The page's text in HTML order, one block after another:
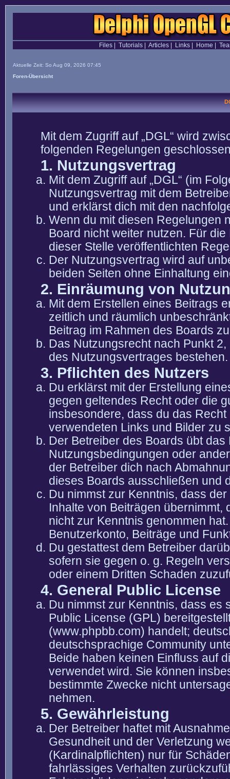
Files| Tutorials| Articles| Links| Home
Aktuelle Zeit: So Aug 09, 2026 07:45
Foren-Übersicht
Mit dem Zugriff auf „DGL“ wird
folgenden Regelungen
1. Nutzungsvertrag
Mit dem Zugriff auf „DGL“ (im
Nutzungsvertrag mit dem
und erklärst dich mit den
Wenn du mit diesen Regelungen
Board nicht weiter nutzen. Für
dieser Stelle veröffentlichten
Der Nutzungsvertrag wird auf
beiden Seiten ohne Einhaltung
2. Einräumung von
Mit dem Erstellen eines Beitrags
zeitlich und räumlich
Beitrag im Rahmen des Boards
Das Nutzungsrecht nach Punkt
des Nutzungsvertrages bestehen.
3. Pflichten des Nutzers
Du erklärst mit der Erstellung
gegen geltendes Recht oder die
insbesondere, dass du das
verwendeten Links und Bilder zu
Der Betreiber des Boards übt
Nutzungsbedingungen oder
der Betreiber dich nach
dieses Boards ausschließen und
Du nimmst zur Kenntnis, dass
Inhalte von Beiträgen übernimmt,
nicht zur Kenntnis genommen
Benutzerkonto, Beiträge und
Du gestattest dem Betreiber
sofern sie gegen o. g. Regeln
oder einem Dritten Schaden
4. General Public License
Du nimmst zur Kenntnis, dass es
Public License (GPL)
(www.phpbb.com) handelt;
deutschsprachige Community
Beide haben keinen Einfluss auf
verwendet wird. Sie können
bestimmte Zwecke nicht
nehmen.
5. Gewährleistung
Der Betreiber haftet mit
Gesundheit und der Verletzung
(Kardinalpflichten) nur für
fahrlässiges Verhalten